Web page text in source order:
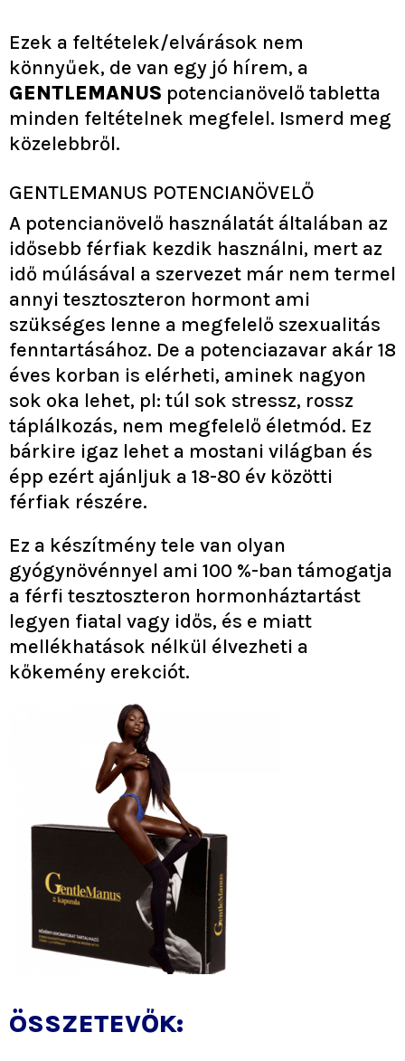
Ezek a feltételek/elvárások nem
könnyűek, de van egy jó hírem, a
GENTLEMANUS potencianövelő tabletta
minden feltételnek megfelel. Ismerd meg
közelebbről.
GENTLEMANUS POTENCIANÖVELŐ
A potencianövelő használatát általában az
idősebb férfiak kezdik használni, mert az
idő múlásával a szervezet már nem termel
annyi tesztoszteron hormont ami
szükséges lenne a megfelelő szexualitás
fenntartásához. De a potenciazavar akár 18
éves korban is elérheti, aminek nagyon
sok oka lehet, pl: túl sok stressz, rossz
táplálkozás, nem megfelelő életmód. Ez
bárkire igaz lehet a mostani világban és
épp ezért ajánljuk a 18-80 év közötti
férfiak részére.
Ez a készítmény tele van olyan
gyógynövénnyel ami 100 %-ban támogatja
a férfi tesztoszteron hormonháztartást
legyen fiatal vagy idős, és e miatt
mellékhatások nélkül élvezheti a
kőkemény erekciót.
ÖSSZETEVŐK: